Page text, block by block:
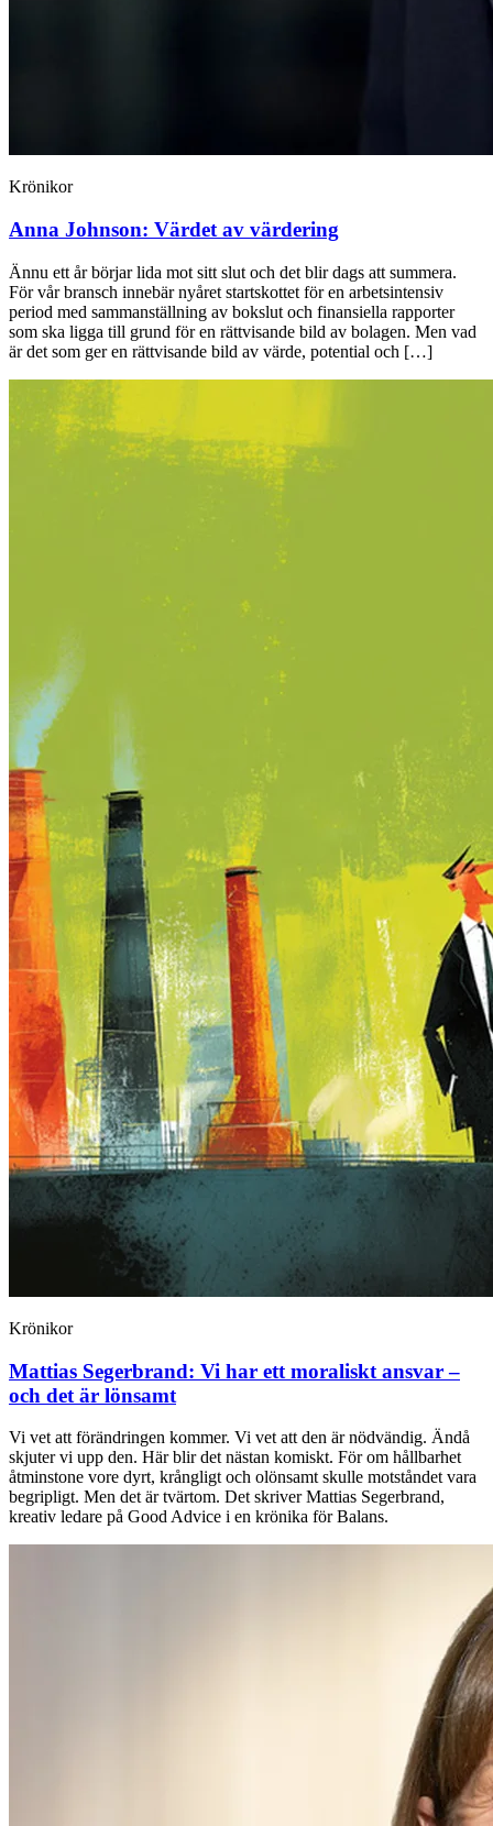
Krönikor
Anna Johnson: Värdet av värdering
Ännu ett år börjar lida mot sitt slut och det blir dags att summera.
För vår bransch innebär nyåret startskottet för en arbetsintensiv
period med sammanställning av bokslut och finansiella rapporter
som ska ligga till grund för en rättvisande bild av bolagen. Men vad
är det som ger en rättvisande bild av värde, potential och […]
Krönikor
Mattias Segerbrand: Vi har ett moraliskt ansvar –
och det är lönsamt
Vi vet att förändringen kommer. Vi vet att den är nödvändig. Ändå
skjuter vi upp den. Här blir det nästan komiskt. För om hållbarhet
åtminstone vore dyrt, krångligt och olönsamt skulle motståndet vara
begripligt. Men det är tvärtom. Det skriver Mattias Segerbrand,
kreativ ledare på Good Advice i en krönika för Balans.